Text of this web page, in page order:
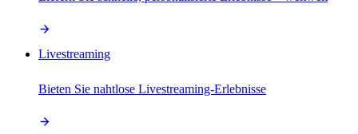
Livestreaming
Bieten Sie nahtlose Livestreaming-Erlebnisse